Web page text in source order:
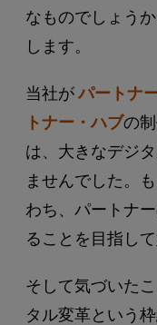
なものでしょう
します。
当社がパートナ
トナー・ハブの
は、大きなデジ
ませんでした。
わち、パートナ
ることを目指して
そして気づいた
タル変革という